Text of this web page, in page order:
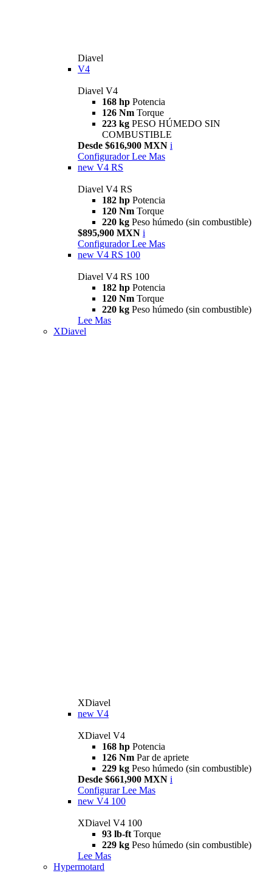
Diavel
V4
Diavel V4
168 hp Potencia
126 Nm Torque
223 kg PESO HÚMEDO SIN
COMBUSTIBLE
Desde $616,900 MXN i
Configurador Lee Mas
new V4 RS
Diavel V4 RS
182 hp Potencia
120 Nm Torque
220 kg Peso húmedo (sin combustible)
$895,900 MXN i
Configurador Lee Mas
new V4 RS 100
Diavel V4 RS 100
182 hp Potencia
120 Nm Torque
220 kg Peso húmedo (sin combustible)
Lee Mas
XDiavel
XDiavel
new V4
XDiavel V4
168 hp Potencia
126 Nm Par de apriete
229 kg Peso húmedo (sin combustible)
Desde $661,900 MXN i
Configurar Lee Mas
new V4 100
XDiavel V4 100
93 lb-ft Torque
229 kg Peso húmedo (sin combustible)
Lee Mas
Hypermotard